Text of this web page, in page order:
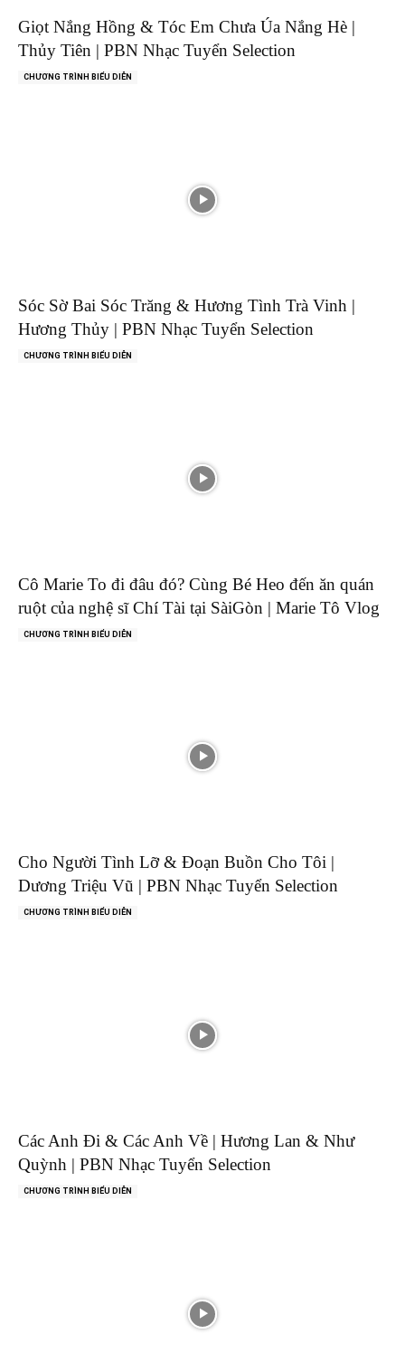
Giọt Nắng Hồng & Tóc Em Chưa Úa Nắng Hè |
Thủy Tiên | PBN Nhạc Tuyển Selection
CHƯƠNG TRÌNH BIỂU DIỄN
Sóc Sờ Bai Sóc Trăng & Hương Tình Trà Vinh |
Hương Thủy | PBN Nhạc Tuyển Selection
CHƯƠNG TRÌNH BIỂU DIỄN
Cô Marie To đi đâu đó? Cùng Bé Heo đến ăn quán
ruột của nghệ sĩ Chí Tài tại SàiGòn | Marie Tô Vlog
CHƯƠNG TRÌNH BIỂU DIỄN
Cho Người Tình Lỡ & Đoạn Buồn Cho Tôi |
Dương Triệu Vũ | PBN Nhạc Tuyển Selection
CHƯƠNG TRÌNH BIỂU DIỄN
Các Anh Đi & Các Anh Về | Hương Lan & Như
Quỳnh | PBN Nhạc Tuyển Selection
CHƯƠNG TRÌNH BIỂU DIỄN